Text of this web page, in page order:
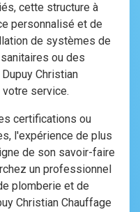
cette structure à
personnalisé et de
de systèmes de
ou des
Christian
service.
certifications ou
l'expérience de plus
de son savoir-faire
un professionnel
plomberie et de
Christian Chauffage